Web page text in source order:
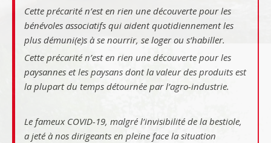
Cette précarité n’est en rien une découverte pour les
bénévoles associatifs qui aident quotidiennement les
plus démuni(e)s à se nourrir, se loger ou s’habiller.
Cette précarité n’est en rien une découverte pour les
paysannes et les paysans dont la valeur des produits est
la plupart du temps détournée par l’agro-industrie.
Le fameux COVID-19, malgré l’invisibilité de la bestiole,
a jeté à nos dirigeants en pleine face la situation